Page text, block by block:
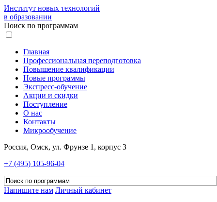
Институт новых технологий
в образовании
Поиск по программам
Главная
Профессиональная переподготовка
Повышение квалификации
Новые программы
Экспресс-обучение
Акции и скидки
Поступление
О нас
Контакты
Микрообучение
Россия, Омск, ул. Фрунзе 1, корпус 3
+7 (495) 105-96-04
Напишите нам Личный кабинет